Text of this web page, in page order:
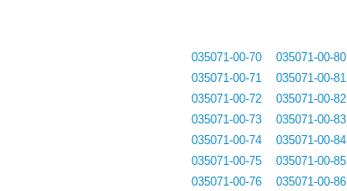
035071-00-70
035071-00-71
035071-00-72
035071-00-73
035071-00-74
035071-00-75
035071-00-76
035071-00-80
035071-00-81
035071-00-82
035071-00-83
035071-00-84
035071-00-85
035071-00-86